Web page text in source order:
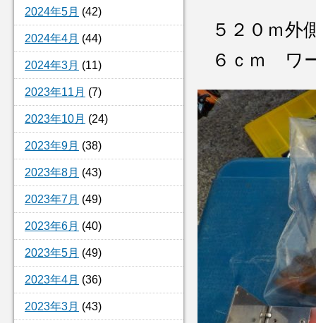
2024年5月 (42)
2024年4月 (44)
2024年3月 (11)
2023年11月 (7)
2023年10月 (24)
2023年9月 (38)
2023年8月 (43)
2023年7月 (49)
2023年6月 (40)
2023年5月 (49)
2023年4月 (36)
2023年3月 (43)
５２０ｍ
６ｃｍ ワ